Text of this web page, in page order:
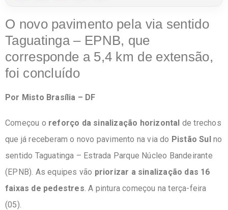
c
e
b
o
k
at
s
A
p
ail
O novo pavimento pela via sentido
Taguatinga – EPNB, que
corresponde a 5,4 km de extensão,
foi concluído
Por Misto Brasília – DF
Começou o reforço da sinalização horizontal de trechos
que já receberam o novo pavimento na via do Pistão Sulno
sentido Taguatinga – Estrada Parque Núcleo Bandeirante
(EPNB). As equipes vão priorizar a sinalização das 16
faixas de pedestres . A pintura começou na terça-feira
(05).